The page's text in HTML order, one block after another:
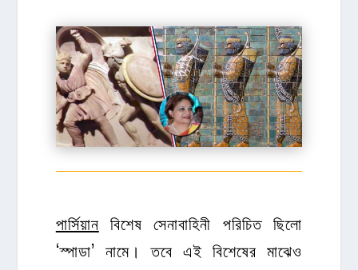
পার্সিয়ান বিশেষ সেনাবাহিনী পরিচিত ছিলো
‘স্পাডা’ নামে। তবে এই বিশেষের মাঝেও